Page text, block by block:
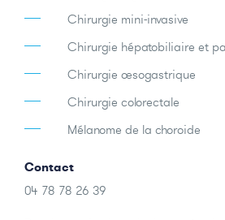
Chirurgie mini-invasive
Chirurgie hépatobiliaire et
Chirurgie oesogastrique
Chirurgie colorectale
Mélanome de la choroide
Contact
04 78 78 26 39